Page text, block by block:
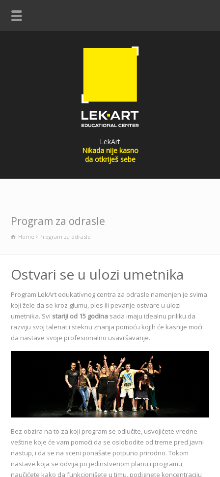
LekArt
Nikada nije kasno
da otkriješ sebe
Program za odrasle
Home Program za odrasle
Ostvari se u ulozi umetnika
Program LekArt edukativnog centra za odrasle namenjen je svima
koji žele da se kroz glumu, ples ili pevanje ostvare u ulozi
umetnika. Svi stariji od 15 godina sada imaju idealnu priliku da
razviju svoj talenat i steknu znanja pomoću kojih će kasnije moći
da nastave svoje profesionalno usavršavanje.
Bez obzira na to za koji program se odlučite, usvojićete vredne
veštine koje će vam pomoći da se oslobodite od treme pred javni
nastup, i da se na sceni ponašate potpuno prirodno. Tokom
nastave koja se odvija po jedinstvenom planu i programu,
naučićete kako da funkcionišete u timu, podignete koncentraciju